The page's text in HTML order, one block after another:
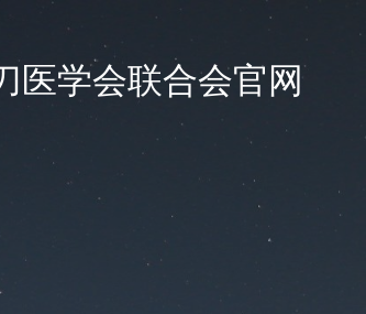
医学会联合会官网